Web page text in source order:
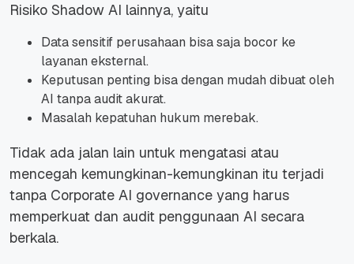
Risiko Shadow AI lainnya, yaitu
Data sensitif perusahaan bisa saja bocor ke
layanan eksternal.
Keputusan penting bisa dengan mudah dibuat oleh
AI tanpa audit akurat.
Masalah kepatuhan hukum merebak.
Tidak ada jalan lain untuk mengatasi atau
mencegah kemungkinan-kemungkinan itu terjadi
tanpa Corporate AI governance yang harus
memperkuat dan audit penggunaan AI secara
berkala.